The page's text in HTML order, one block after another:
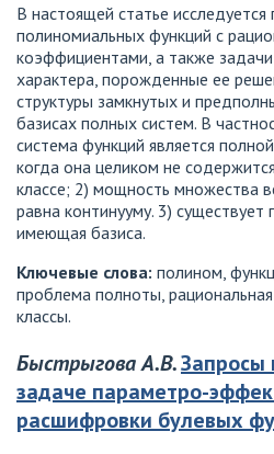
В настоящей статье
полиномиальных функций с
коэффициентами, а также
характера, порожденные ее
структуры замкнутых и
базисах полных систем. В
система функций является
когда она целиком не
классе; 2) мощность множества
равна континууму. 3) существует
имеющая базиса.
Ключевые слова: полином,
проблема полноты,
классы.
Быстрыгова А.В.Запросы
задаче параметро-
расшифровки булевых